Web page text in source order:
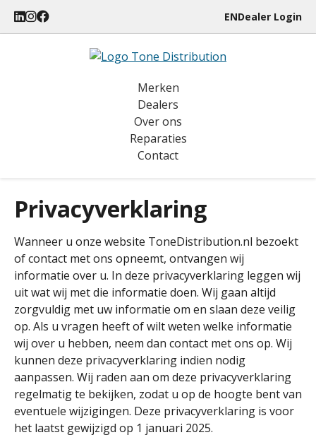
ENDealer Login
Merken
Dealers
Over ons
Reparaties
Contact
Privacyverklaring
Wanneer u onze website ToneDistribution.nl bezoekt
of contact met ons opneemt, ontvangen wij
informatie over u. In deze privacyverklaring leggen wij
uit wat wij met die informatie doen. Wij gaan altijd
zorgvuldig met uw informatie om en slaan deze veilig
op. Als u vragen heeft of wilt weten welke informatie
wij over u hebben, neem dan contact met ons op. Wij
kunnen deze privacyverklaring indien nodig
aanpassen. Wij raden aan om deze privacyverklaring
regelmatig te bekijken, zodat u op de hoogte bent van
eventuele wijzigingen. Deze privacyverklaring is voor
het laatst gewijzigd op 1 januari 2025.